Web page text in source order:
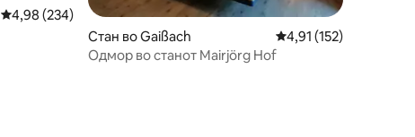
Просечна оцена: 4,98 од 5, 234 рецензии
4,98 (234)
Стан во Gaißach Просечна оцена:
4,91 (152)
Одмор во станот Mairjörg Hof